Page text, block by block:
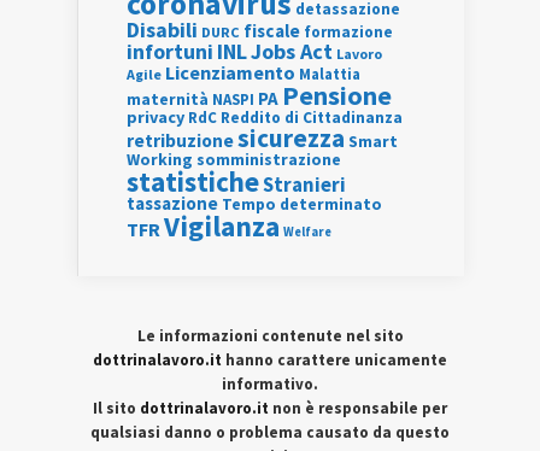
detassazione
Disabili DURC fiscale formazione
infortuni INLJobs Act Lavoro
Agile Licenziamento Malattia
maternità NASPI PA Pensione
privacy RdC Reddito di Cittadinanza
retribuzionesicurezza Smart
Working somministrazione
statisticheStranieri
tassazione Tempo determinato
TFRVigilanza Welfare
Le informazioni contenute nel sito
dottrinalavoro.it hanno carattere unicamente
informativo.
Il sito dottrinalavoro.it non è responsabile per
qualsiasi danno o problema causato da questo